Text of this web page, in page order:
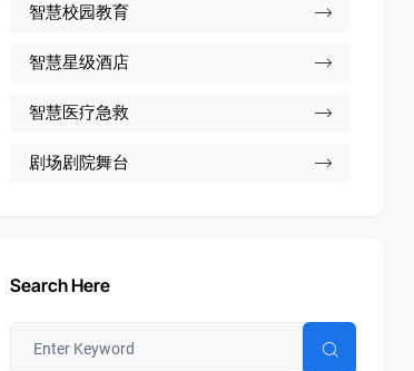
智慧校园教育
智慧星级酒店
智慧医疗急救
剧场剧院舞台
Search Here